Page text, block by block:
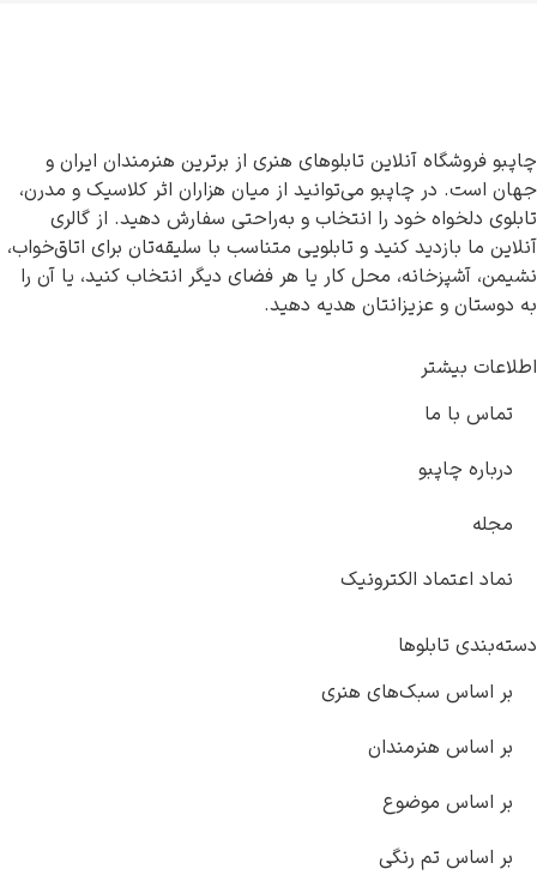
چاپبو فروشگاه آنلاین تابلوهای هنری از برترین هنرمندان ایران و
جهان است. در چاپبو می‌توانید از میان هزاران اثر کلاسیک و مدرن،
تابلوی دلخواه خود را انتخاب و به‌راحتی سفارش دهید. از گالری
آنلاین ما بازدید کنید و تابلویی متناسب با سلیقه‌تان برای اتاق‌خواب،
نشیمن، آشپزخانه، محل کار یا هر فضای دیگر انتخاب کنید، یا آن را
به دوستان و عزیزانتان هدیه دهید.
اطلاعات بیشتر
تماس با ما
درباره چاپبو
مجله
نماد اعتماد الکترونیک
دسته‌بندی تابلوها
بر اساس سبک‌های هنری
بر اساس هنرمندان
بر اساس موضوع
بر اساس تم رنگی